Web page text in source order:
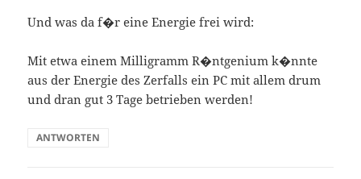
Und was da f�r eine Energie frei wird:
Mit etwa einem Milligramm R�ntgenium k�nnte
aus der Energie des Zerfalls ein PC mit allem drum
und dran gut 3 Tage betrieben werden!
ANTWORTEN